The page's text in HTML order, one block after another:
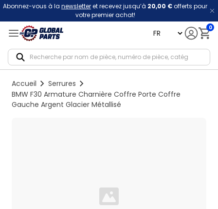
Abonnez-vous à la newsletteret recevez jusqu’à 20,00 €offerts pour
votre premier achat!
language 0
Accueil
Serrures
BMW F30 Armature Charnière Coffre Porte Coffre
Gauche Argent Glacier Métallisé
Loading...